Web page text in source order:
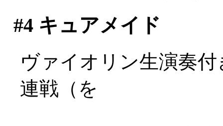
#4キュアメイド
ヴァイオリン生演奏
連戦（を